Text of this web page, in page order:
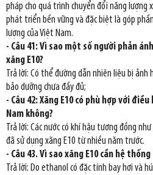
pháp cho quá trình chuyển đổi năng lượng
phát triển bền vững và đặc biệt là góp
lượng của Việt Nam.
- Câu 41: Vì sao một số người phản
xăng E10?
Trả lời: Có thể đường dẫn nhiên liệu bị
bảo dưỡng chưa đầy đủ;
- Câu 42: Xăng E10 có phù hợp với
Nam không?
Trả lời: Các nước có khí hậu tương đồng
đã sử dụng xăng E10 từ nhiều năm trước.
- Câu 43. Vì sao xăng E10 cần hệ
Trả lời: Do ethanol có đặc tính bay hơi và